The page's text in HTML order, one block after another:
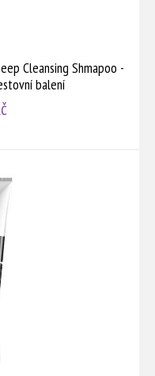
Cleansing Shmapoo -
balení